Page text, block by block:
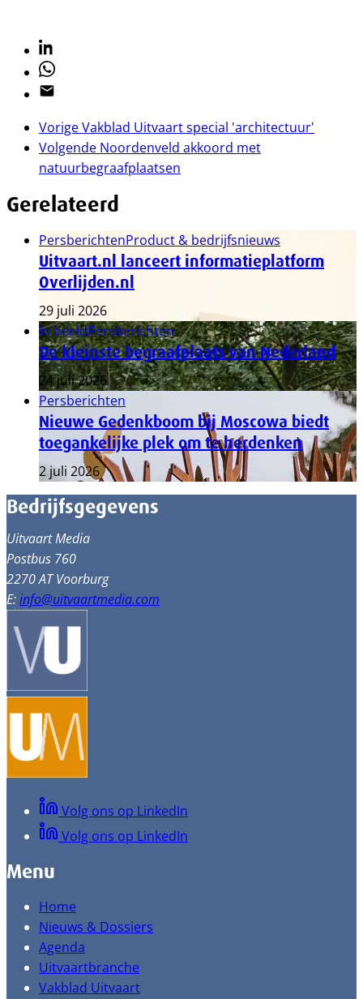
Linkedin
Whatsapp
Email
VorigeVakblad Uitvaart special 'architectuur'
Volgende Noordenveld akkoord met
natuurbegraafplaatsen
Gerelateerd
PersberichtenProduct & bedrijfsnieuws
Uitvaart.nl lanceert informatieplatform
Overlijden.nl
29 juli 2026
In beeldPersberichten
De kleinste begraafplaats van Nederland
24 juli 2026
Persberichten
Nieuwe Gedenkboom bij Moscowa biedt
toegankelijke plek om te herdenken
2 juli 2026
Bedrijfsgegevens
Uitvaart Media
Postbus 760
2270 AT Voorburg
E:info@uitvaartmedia.com
Volg ons op LinkedIn
Volg ons op LinkedIn
Menu
Home
Nieuws & Dossiers
Agenda
Uitvaartbranche
Vakblad Uitvaart